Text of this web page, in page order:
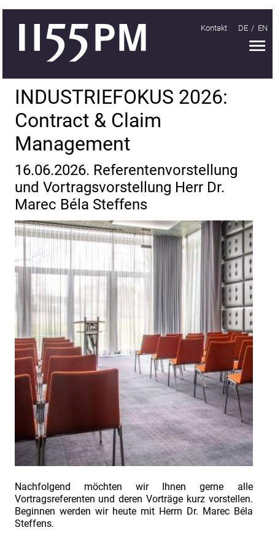
Kontakt DE EN
INDUSTRIEFOKUS 2026:
Contract & Claim
Management
16.06.2026. Referentenvorstellung
und Vortragsvorstellung Herr Dr.
Marec Béla Steffens
Nachfolgend möchten wir Ihnen gerne alle
Vortragsreferenten und deren Vorträge kurz vorstellen.
Beginnen werden wir heute mit Herrn Dr. Marec Béla
Steffens.
Handeln
Organisieren
Lernen
Treffen
INDUSTRIEFOKUS
2018
INDUSTRIEFOKUS
2019
INDUSTRIEFOKUS
INDUSTRIEFOKUS
2022
INDUSTRIEFOKUS
2023
INDUSTRIEFOKUS
2024
INDUSTRIEFOKUS
2025
INDUSTRIEFOKUS
2026
Bericht
zur
Fachtagung
"Industriefokus
2018: